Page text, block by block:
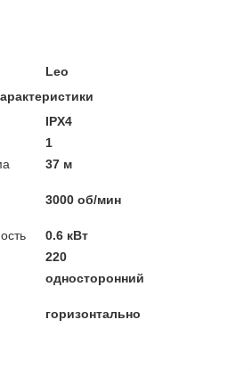
Leo
IPX4
1
37 м
3000 об/мин
0.6 кВт
220
односторонний
горизонтально